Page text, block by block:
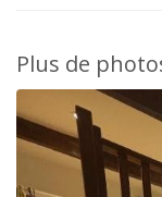
Plus de